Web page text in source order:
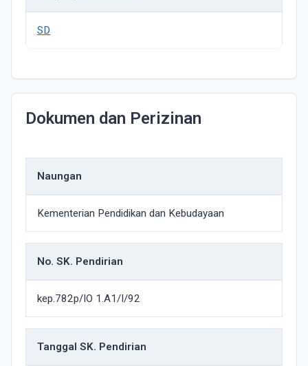
SD
Dokumen dan Perizinan
Naungan
Kementerian Pendidikan dan Kebudayaan
No. SK. Pendirian
kep.782p/IO 1.A1/I/92
Tanggal SK. Pendirian